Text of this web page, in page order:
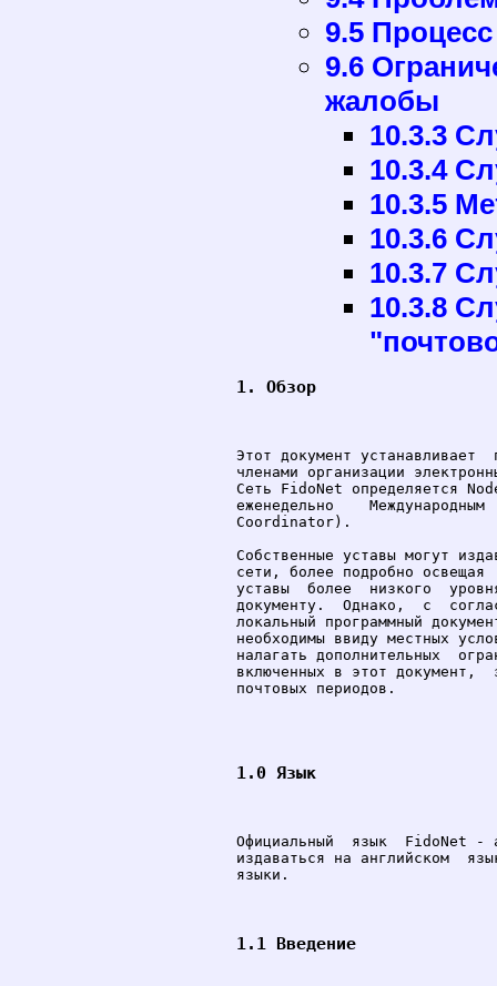
9.5
9.6
жалобы
10.3.3
10.3.4
10.3.5
10.3.6
10.3.7
10.3.8
1. Обзор
Этот документ
членами организации
Сеть FidoNet определяется
еженедельно
Coordinator).
Собственные уставы могут
сети, более подробно
уставы  более  низкого
документу.  Однако,  с
локальный программный
необходимы ввиду местных
налагать дополнительных
включенных в этот документ,
почтовых периодов.
1.0 Язык
Официальный  язык  FidoNet -
издаваться на английском
языки.
1.1 Введение